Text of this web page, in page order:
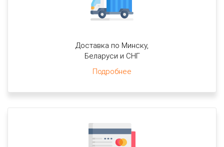
Доставка по Минску,
Беларуси и СНГ
Подробнее